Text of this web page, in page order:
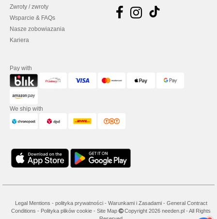
Zwroty / zwroty
Wsparcie & FAQs
Nasze zobowiazania
Kariera
Pay with
We ship with
Legal Mentions - polityka prywatności- Warunkami i Zasadami- General Contract
Conditions - Polityka plików cookie - Site Map
Copyright 2026 needen.pl - All Rights